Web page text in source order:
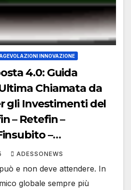
AGEVOLAZIONI INNOVAZIONE
4.0: Guida
Chiamata da
gli Investimenti del
– Retefin –
–
#Adessonews –
ADESSONEWS
e non deve attendere. In
globale sempre più